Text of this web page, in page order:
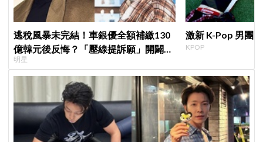
逃稅風暴未完結！車銀優全額補繳130
億韓元後反悔？「壓線提訴願」開闢稅
務第二戰場
明星
激新 K-Pop 男團
KPOP